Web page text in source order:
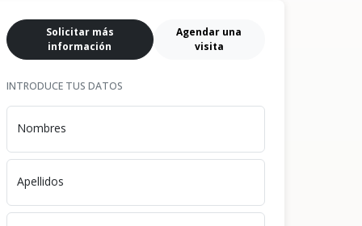
Solicitar más
información
Agendar una
visita
INTRODUCE TUS DATOS
Nombres
Apellidos